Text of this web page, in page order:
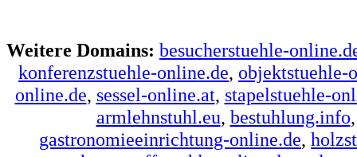
Weitere Domains: besucherstuehle-
konferenzstuehle-online.de, objektstuehle-
online.de, sessel-online.at, stapelstuehle-
armlehnstuhl.eu, bestuhlung.info
gastronomieeinrichtung-online.de,